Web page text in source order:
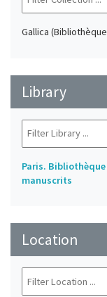
Gallica
Library
Paris.
manuscrits
Location